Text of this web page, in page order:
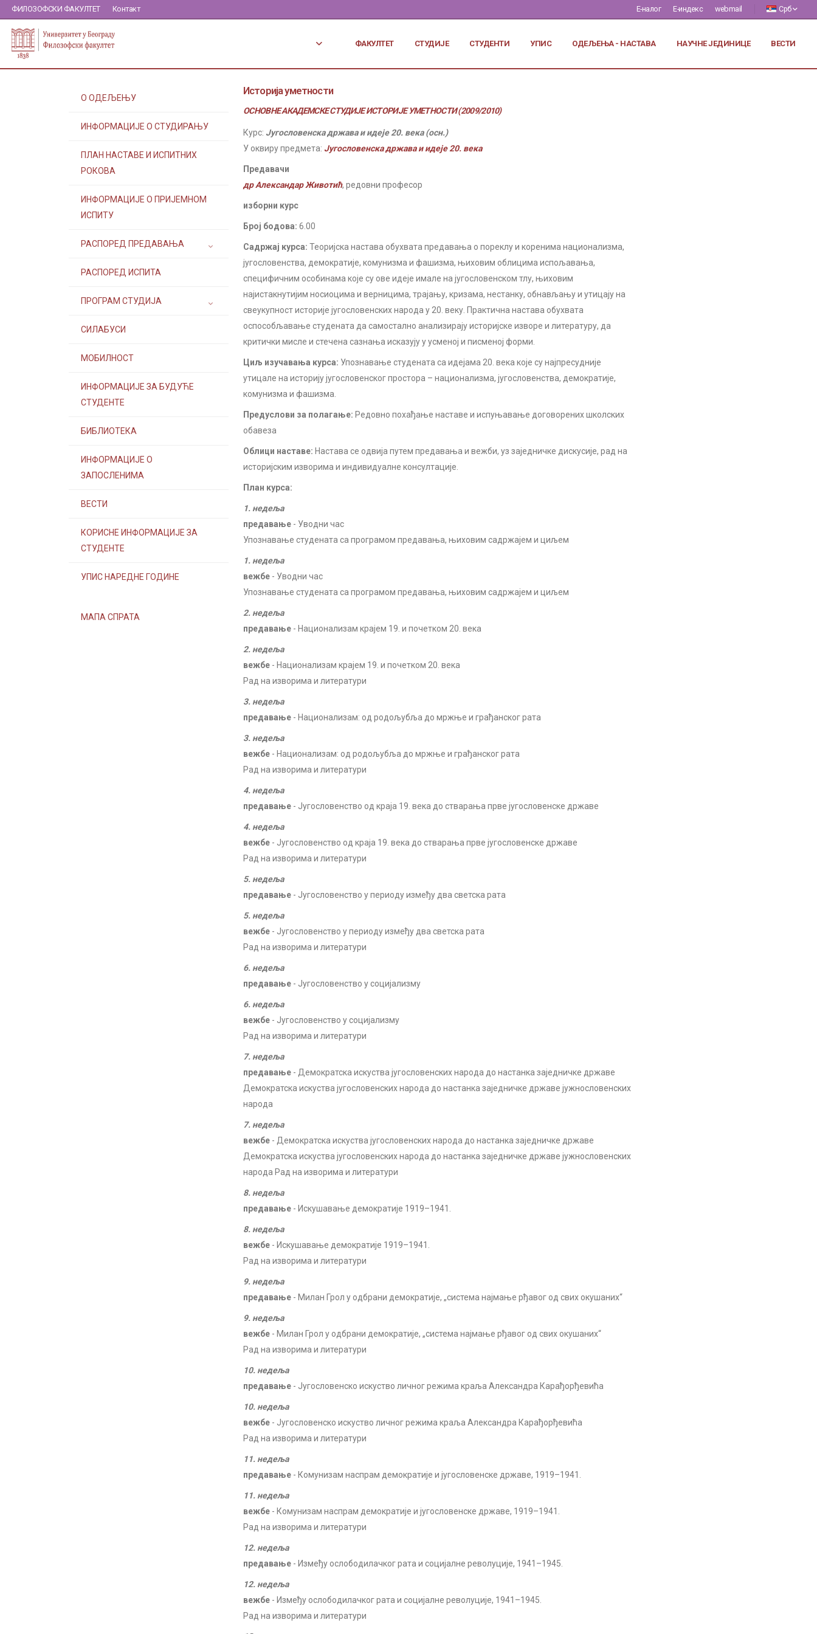
ФИЛОЗОФСКИ ФАКУЛТЕТ Контакт Е-налог Е-индекс webmail Срб
ФАКУЛТЕТ СТУДИЈЕ СТУДЕНТИ УПИС ОДЕЉЕЊА - НАСТАВА НАУЧНЕ ЈЕДИНИЦЕ ВЕСТИ
О ОДЕЉЕЊУ
ИНФОРМАЦИЈЕ О СТУДИРАЊУ
ПЛАН НАСТАВЕ И ИСПИТНИХ
РОКОВА
ИНФОРМАЦИЈЕ О ПРИЈЕМНОМ
ИСПИТУ
РАСПОРЕД ПРЕДАВАЊА
РАСПОРЕД ИСПИТА
ПРОГРАМ СТУДИЈА
СИЛАБУСИ
МОБИЛНОСТ
ИНФОРМАЦИЈЕ ЗА БУДУЋЕ
СТУДЕНТЕ
БИБЛИОТЕКА
ИНФОРМАЦИЈЕ О
ЗАПОСЛЕНИМА
ВЕСТИ
КОРИСНЕ ИНФОРМАЦИЈЕ ЗА
СТУДЕНТЕ
УПИС НАРЕДНЕ ГОДИНЕ
МАПА СПРАТА
Историја уметности
ОСНОВНЕ АКАДЕМСКЕ СТУДИЈЕ ИСТОРИЈЕ УМЕТНОСТИ (2009/2010)
Курс: Југословенска држава и идеје 20. века (осн.)
У оквиру предмета: Југословенска држава и идеје 20. века
Предавачи
др Александар Животић, редовни професор
изборни курс
Број бодова: 6.00
Садржај курса: Теоријска настава обухвата предавања о пореклу и коренима национализма,
југословенства, демократије, комунизма и фашизма, њиховим облицима испољавања,
специфичним особинама које су ове идеје имале на југословенском тлу, њиховим
најистакнутијим носиоцима и верницима, трајању, кризама, нестанку, обнављању и утицају на
свеукупност историје југословенских народа у 20. веку. Практична настава обухвата
оспособљавање студената да самостално анализирају историјске изворе и литературу, да
критички мисле и стечена сазнања исказују у усменој и писменој форми.
Циљ изучавања курса: Упознавање студената са идејама 20. века које су најпресудније
утицале на историју југословенског простора – национализма, југословенства, демократије,
комунизма и фашизма.
Предуслови за полагање: Редовно похађање наставе и испуњавање договорених школских
обавеза
Облици наставе: Настава се одвија путем предавања и вежби, уз заједничке дискусије, рад на
историјским изворима и индивидуалне консултације.
План курса:
1. недеља
предавање - Уводни час
Упознавање студената са програмом предавања, њиховим садржајем и циљем
1. недеља
вежбе - Уводни час
Упознавање студената са програмом предавања, њиховим садржајем и циљем
2. недеља
предавање - Национализам крајем 19. и почетком 20. века
2. недеља
вежбе - Национализам крајем 19. и почетком 20. века
Рад на изворима и литератури
3. недеља
предавање - Национализам: од родољубља до мржње и грађанског рата
3. недеља
вежбе - Национализам: од родољубља до мржње и грађанског рата
Рад на изворима и литератури
4. недеља
предавање - Југословенство од краја 19. века до стварања прве југословенске државе
4. недеља
вежбе - Југословенство од краја 19. века до стварања прве југословенске државе
Рад на изворима и литератури
5. недеља
предавање - Југословенство у периоду између два светска рата
5. недеља
вежбе - Југословенство у периоду између два светска рата
Рад на изворима и литератури
6. недеља
предавање - Југословенство у социјализму
6. недеља
вежбе - Југословенство у социјализму
Рад на изворима и литератури
7. недеља
предавање - Демократска искуства југословенских народа до настанка заједничке државе
Демократска искуства југословенских народа до настанка заједничке државе јужнословенских
народа
7. недеља
вежбе - Демократска искуства југословенских народа до настанка заједничке државе
Демократска искуства југословенских народа до настанка заједничке државе јужнословенских
народа Рад на изворима и литератури
8. недеља
предавање - Искушавање демократије 1919–1941.
8. недеља
вежбе - Искушавање демократије 1919–1941.
Рад на изворима и литератури
9. недеља
предавање - Милан Грол у одбрани демократије, „система најмање рђавог од свих окушаних“
9. недеља
вежбе - Милан Грол у одбрани демократије, „система најмање рђавог од свих окушаних“
Рад на изворима и литератури
10. недеља
предавање - Југословенско искуство личног режима краља Александра Карађорђевића
10. недеља
вежбе - Југословенско искуство личног режима краља Александра Карађорђевића
Рад на изворима и литератури
11. недеља
предавање - Комунизам наспрам демократије и југословенске државе, 1919–1941.
11. недеља
вежбе - Комунизам наспрам демократије и југословенске државе, 1919–1941.
Рад на изворима и литератури
12. недеља
предавање - Између ослободилачког рата и социјалне револуције, 1941–1945.
12. недеља
вежбе - Између ослободилачког рата и социјалне револуције, 1941–1945.
Рад на изворима и литератури